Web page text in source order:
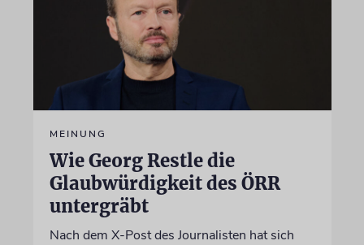
MEINUNG
Wie Georg Restle die
Glaubwürdigkeit des ÖRR
untergräbt
Nach dem X-Post des Journalisten hat sich